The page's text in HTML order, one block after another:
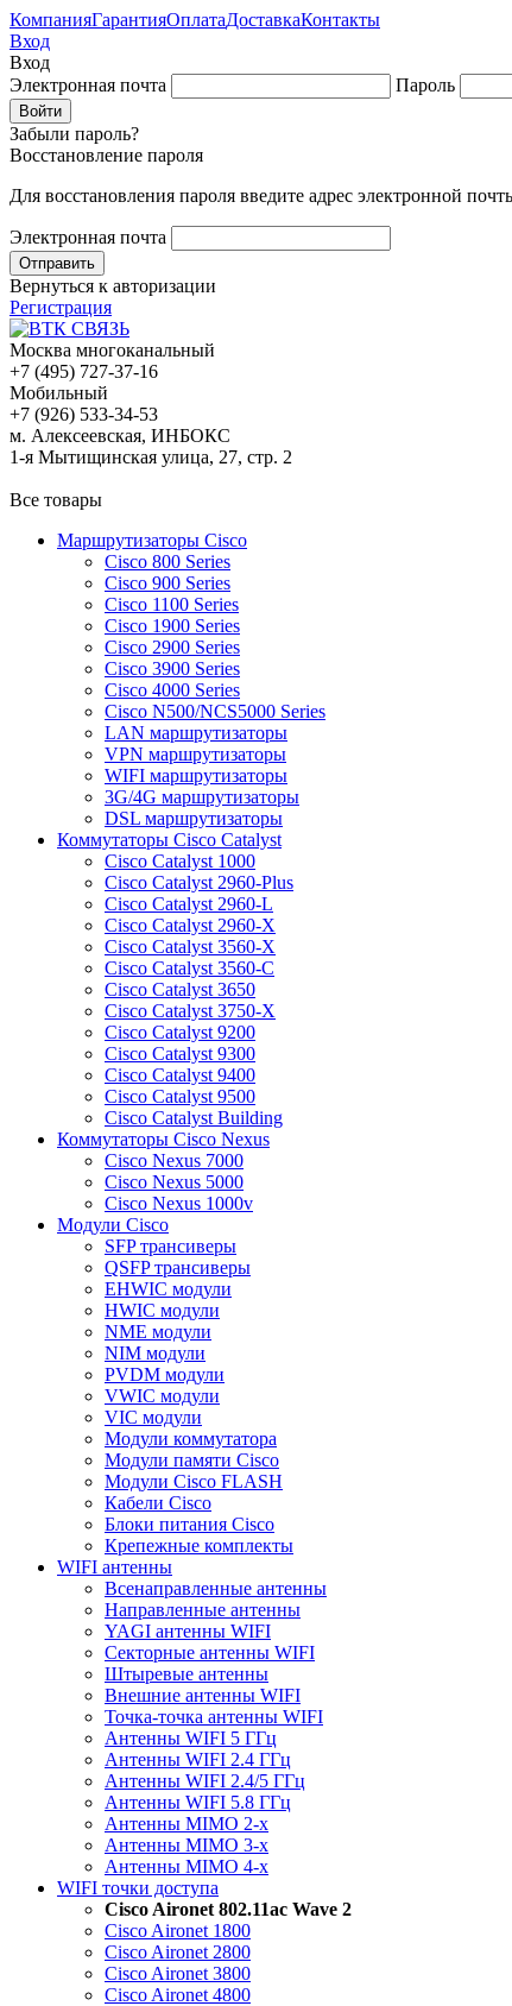
КомпанияГарантияОплатаДоставкаКонтакты
Вход
Вход
Электронная почта
Пароль
Забыли пароль?
Восстановление пароля
Для восстановления пароля введите адрес электронной
Электронная почта
Вернуться к авторизации
Регистрация
Москва многоканальный
+7 (495) 727-37-16
Мобильный
+7 (926) 533-34-53
м. Алексеевская, ИНБОКС
1-я Мытищинская улица, 27, стр. 2
Все товары
Маршрутизаторы Cisco
Cisco 800 Series
Cisco 900 Series
Cisco 1100 Series
Cisco 1900 Series
Cisco 2900 Series
Cisco 3900 Series
Cisco 4000 Series
Cisco N500/NCS5000 Series
LAN маршрутизаторы
VPN маршрутизаторы
WIFI маршрутизаторы
3G/4G маршрутизаторы
DSL маршрутизаторы
Коммутаторы Cisco Catalyst
Cisco Catalyst 1000
Cisco Catalyst 2960-Plus
Cisco Catalyst 2960-L
Cisco Catalyst 2960-X
Cisco Catalyst 3560-X
Cisco Catalyst 3560-C
Cisco Catalyst 3650
Cisco Catalyst 3750-X
Cisco Catalyst 9200
Cisco Catalyst 9300
Cisco Catalyst 9400
Cisco Catalyst 9500
Cisco Catalyst Building
Коммутаторы Cisco Nexus
Cisco Nexus 7000
Cisco Nexus 5000
Cisco Nexus 1000v
Модули Cisco
SFP трансиверы
QSFP трансиверы
EHWIC модули
HWIC модули
NME модули
NIM модули
PVDM модули
VWIC модули
VIC модули
Модули коммутатора
Модули памяти Cisco
Модули Cisco FLASH
Кабели Cisco
Блоки питания Cisco
Крепежные комплекты
WIFI антенны
Всенаправленные антенны
Направленные антенны
YAGI антенны WIFI
Секторные антенны WIFI
Штыревые антенны
Внешние антенны WIFI
Точка-точка антенны WIFI
Антенны WIFI 5 ГГц
Антенны WIFI 2.4 ГГц
Антенны WIFI 2.4/5 ГГц
Антенны WIFI 5.8 ГГц
Антенны MIMO 2-x
Антенны MIMO 3-x
Антенны MIMO 4-x
WIFI точки доступа
Cisco Aironet 802.11ac Wave 2
Cisco Aironet 1800
Cisco Aironet 2800
Cisco Aironet 3800
Cisco Aironet 4800